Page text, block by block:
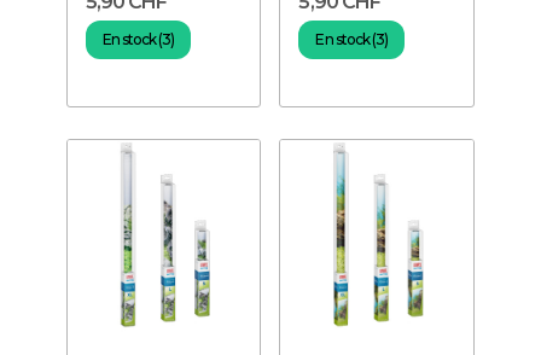
En stock (3) En stock (3)